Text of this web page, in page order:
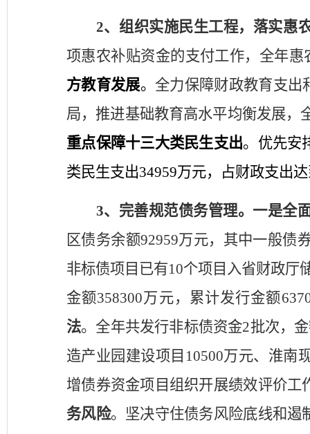
2、 组织实施民生工程， 落实惠
项惠农补贴资金的支付工作，全年惠
方教育发展。全力保障财政教育支出
局，推进基础教育高水平均衡发展，
重点保障十三大类民生支出。优先安
类民生支出34959万元，占财政支出
3、 完善规范债务管理。 一是全
区债务余额92959万元，其中一般债
非标债项目已有10个项目入省财政厅
金额358300万元，累计发行金额
法。全年共发行非标债资金2批次，
造产业园建设项目 10500万元、 淮南
增债券资金项目组织开展绩效评价工
务风险。 坚决守住债务风险底线和遏